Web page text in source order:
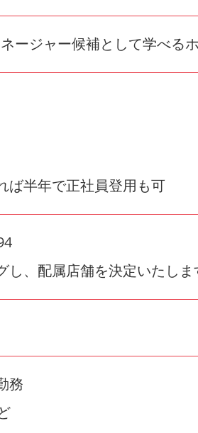
ージャー候補として学べる
ば半年で正社員登用も可
し、配属店舗を決定いたしま
務